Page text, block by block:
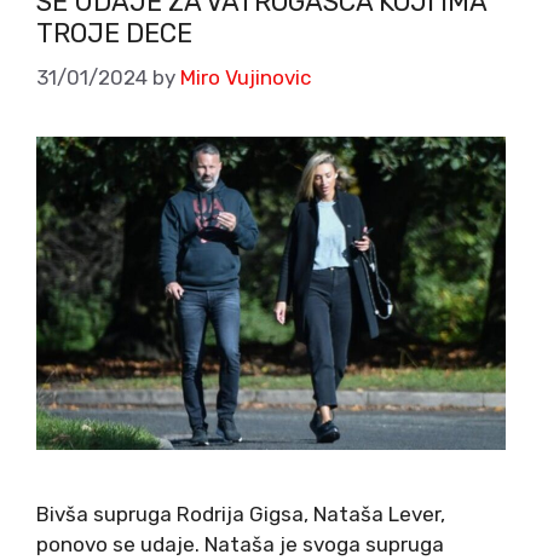
TROJE DECE
31/01/2024 by Miro Vujinovic
Bivša supruga Rodrija Gigsa, Nataša Lever,
ponovo se udaje. Nataša je svoga supruga